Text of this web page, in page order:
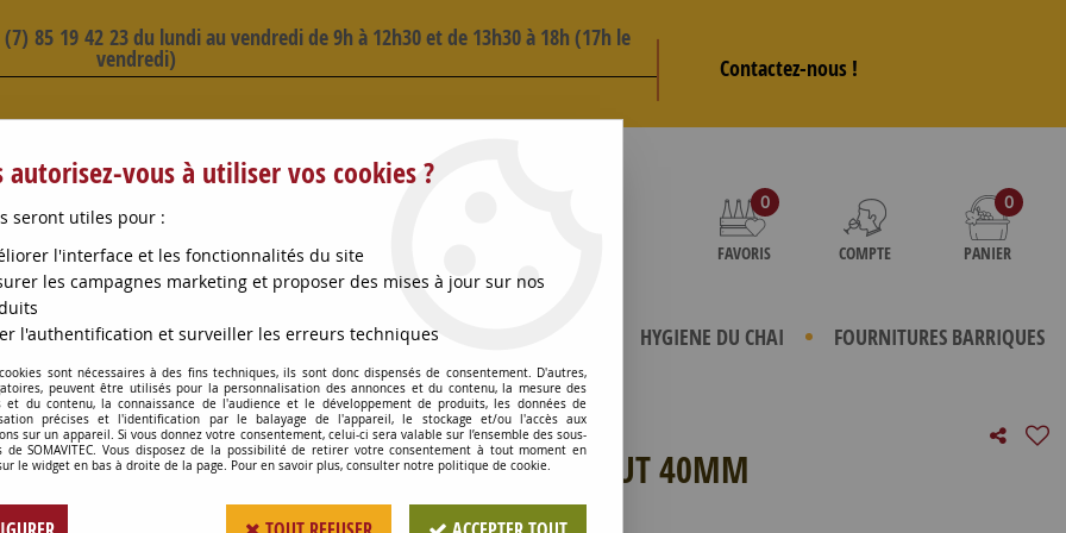
85 19 42 23 du lundi au vendredi de 9h à 12h30 et de 13h30 à 18h (17h le
vendredi) Contactez-nous !
0
FAVORIS COMPTE
0
PANIER
CONSOMMABLES OENOLOGIE HYGIENE DU CHAI FOURNITURES BARRIQUES
CHENE DIAM HAUT 40MM
ESQUIVE CHENE DIAM HAUT 40MM
autorisez-vous à utiliser vos cookies ?
seront utiles pour :
l'interface et les fonctionnalités du site
les campagnes marketing et proposer des mises à jour sur nos
l'authentification et surveiller les erreurs techniques
sont nécessaires à des fins techniques, ils sont donc dispensés de consentement. D'autres,
peuvent être utilisés pour la personnalisation des annonces et du contenu, la mesure des
et du contenu, la connaissance de l'audience et le développement de produits, les données de
précises et l'identification par le balayage de l'appareil, le stockage et/ou l'accès aux
sur un appareil. Si vous donnez votre consentement, celui-ci sera valable sur l’ensemble des sous-
de SOMAVITEC. Vous disposez de la possibilité de retirer votre consentement à tout moment en
le widget en bas à droite de la page. Pour en savoir plus, consulter notre politique de cookie.